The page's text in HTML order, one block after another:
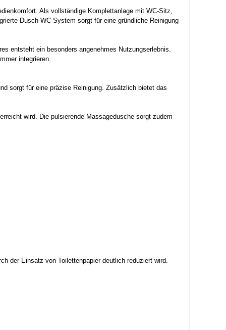
Als vollständige Komplettanlage mit WC-Sitz,
Dusch-WC-System sorgt für eine gründliche Reinigung
entsteht ein besonders angenehmes Nutzungserlebnis.
integrieren.
sorgt für eine präzise Reinigung. Zusätzlich bietet das
wird. Die pulsierende Massagedusche sorgt zudem
der Einsatz von Toilettenpapier deutlich reduziert wird.